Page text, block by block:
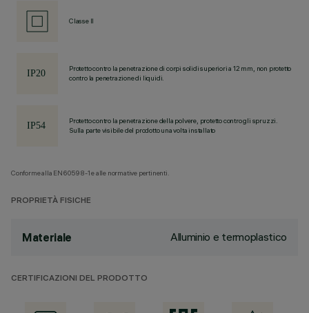
Classe II
Protetto contro la penetrazione di corpi solidi superiori a 12 mm, non protetto
contro la penetrazione di liquidi.
Protetto contro la penetrazione della polvere, protetto contro gli spruzzi.
Sulla parte visibile del prodotto una volta installato
Conforme alla EN60598-1 e alle normative pertinenti.
PROPRIETÀ FISICHE
Materiale Alluminio e termoplastico
CERTIFICAZIONI DEL PRODOTTO